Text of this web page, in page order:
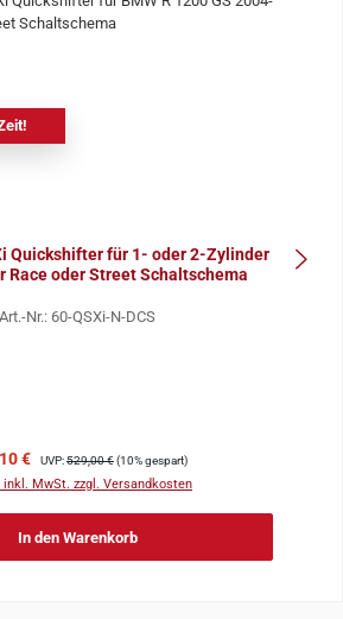
Quickshifter für 1- oder 2-Zylinder
Race oder Street Schaltschema
Art.-Nr.: 60-QSXi-N-DCS
€ Regulärer Preis:
UVP:529,00 €(10% gespart)
inkl. MwSt. zzgl. Versandkosten
In den Warenkorb